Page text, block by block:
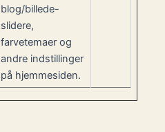
blog/billede-
slidere,
farvetemaer og
andre indstillinger
på hjemmesiden.